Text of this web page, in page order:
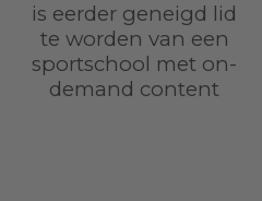
is eerder geneigd lid
te worden van een
sportschool met on-
demand content